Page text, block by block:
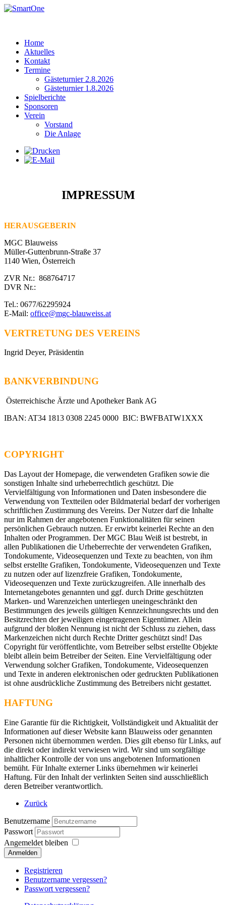
Home
Aktuelles
Kontakt
Termine
Gästeturnier 2.8.2026
Gästeturnier 1.8.2026
Spielberichte
Sponsoren
Verein
Vorstand
Die Anlage
IMPRESSUM
HERAUSGEBERIN
MGC Blauweiss
Müller-Guttenbrunn-Straße 37
1140 Wien, Österreich
ZVR Nr.: 868764717
DVR Nr.:
Tel.: 0677/62295924
E-Mail: office@mgc-blauweiss.at
VERTRETUNG DES VEREINS
Ingrid Deyer, Präsidentin
BANKVERBINDUNG
Österreichische Ärzte und Apotheker Bank AG
IBAN: AT34 1813 0308 2245 0000 BIC: BWFBATW1XXX
COPYRIGHT
Das Layout der Homepage, die verwendeten Grafiken sowie die
sonstigen Inhalte sind urheberrechtlich geschützt. Die
Vervielfältigung von Informationen und Daten insbesondere die
Verwendung von Textteilen oder Bildmaterial bedarf der vorherigen
schriftlichen Zustimmung des Vereins. Der Nutzer darf die Inhalte
nur im Rahmen der angebotenen Funktionalitäten für seinen
persönlichen Gebrauch nutzen. Er erwirbt keinerlei Rechte an den
Inhalten oder Programmen. Der MGC Blau Weiß ist bestrebt, in
allen Publikationen die Urheberrechte der verwendeten Grafiken,
Tondokumente, Videosequenzen und Texte zu beachten, von ihm
selbst erstellte Grafiken, Tondokumente, Videosequenzen und Texte
zu nutzen oder auf lizenzfreie Grafiken, Tondokumente,
Videosequenzen und Texte zurückzugreifen. Alle innerhalb des
Internetangebotes genannten und ggf. durch Dritte geschützten
Marken- und Warenzeichen unterliegen uneingeschränkt den
Bestimmungen des jeweils gültigen Kennzeichnungsrechts und den
Besitzrechten der jeweiligen eingetragenen Eigentümer. Allein
aufgrund der bloßen Nennung ist nicht der Schluss zu ziehen, dass
Markenzeichen nicht durch Rechte Dritter geschützt sind! Das
Copyright für veröffentlichte, vom Betreiber selbst erstellte Objekte
bleibt allein beim Betreiber der Seiten. Eine Vervielfältigung oder
Verwendung solcher Grafiken, Tondokumente, Videosequenzen
und Texte in anderen elektronischen oder gedruckten Publikationen
ist ohne ausdrückliche Zustimmung des Betreibers nicht gestattet.
HAFTUNG
Eine Garantie für die Richtigkeit, Vollständigkeit und Aktualität der
Informationen auf dieser Website kann Blauweiss oder genannten
Personen nicht übernommen werden. Dies gilt ebenso für Links, auf
die direkt oder indirekt verwiesen wird. Wir sind um sorgfältige
inhaltlicher Kontrolle der von uns angebotenen Informationen
bemüht. Für Inhalte externer Links übernehmen wir keinerlei
Haftung. Für den Inhalt der verlinkten Seiten sind ausschließlich
deren Betreiber verantwortlich.
Zurück
Benutzername
Passwort
Angemeldet bleiben
Registrieren
Benutzername vergessen?
Passwort vergessen?